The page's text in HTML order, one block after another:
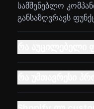
სამშენებლო
განსაზღვრავს